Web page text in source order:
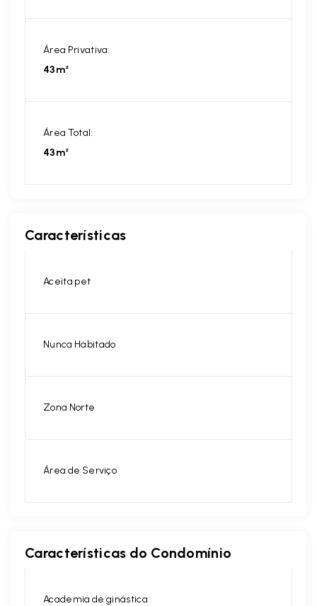
Área Privativa:
43m²
Área Total:
43m²
Características
Aceita pet
Nunca Habitado
Zona Norte
Área de Serviço
Características do Condomínio
Academia de ginástica